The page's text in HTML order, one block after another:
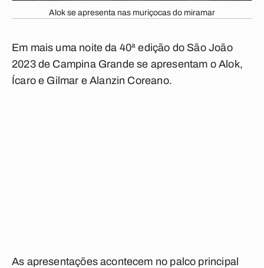
Alok se apresenta nas muriçocas do miramar
Em mais uma noite da 40ª edição do São João
2023 de Campina Grande se apresentam o Alok,
Ícaro e Gilmar e Alanzin Coreano.
As apresentações acontecem no palco principal